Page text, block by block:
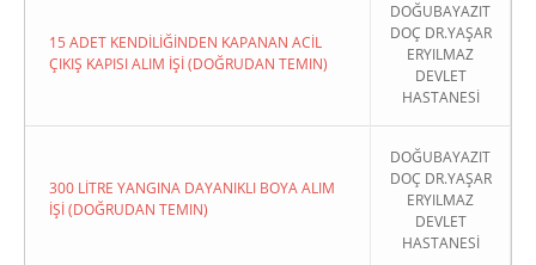
15 ADET KENDİLİĞİNDEN KAPANAN ACİL
ÇIKIŞ KAPISI ALIM İŞİ (DOĞRUDAN TEMIN)
DOĞUBAYAZIT
DOÇ DR.YAŞAR
ERYILMAZ
DEVLET
HASTANESİ
300 LİTRE YANGINA DAYANIKLI BOYA ALIM
İŞİ (DOĞRUDAN TEMIN)
DOĞUBAYAZIT
DOÇ DR.YAŞAR
ERYILMAZ
DEVLET
HASTANESİ